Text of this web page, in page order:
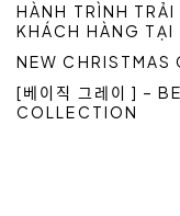
HÀNH TRÌNH
KHÁCH HÀNG TẠI
NEW CHRISTMAS
[베이직 그레이 ] –
COLLECTION